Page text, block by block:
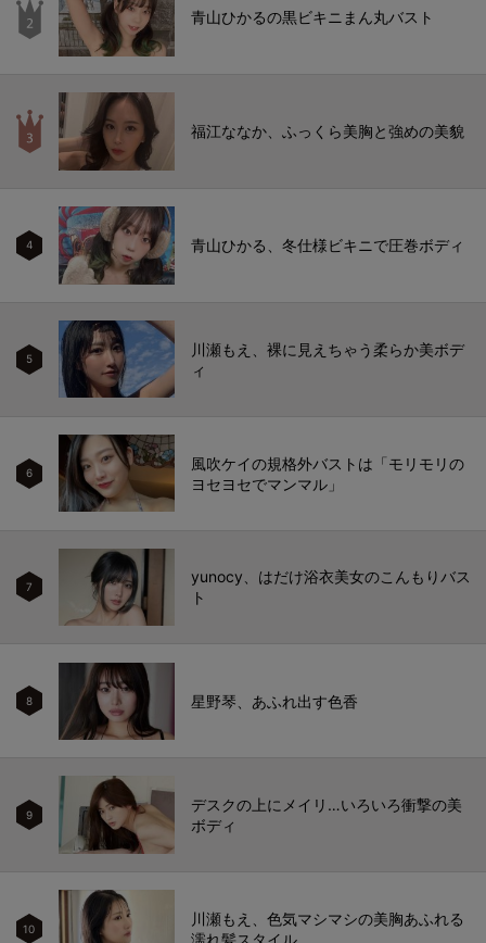
青山ひかるの黒ビキニまん丸バスト
福江ななか、ふっくら美胸と強めの美貌
4 青山ひかる、冬仕様ビキニで圧巻ボディ
5
川瀬もえ、裸に見えちゃう柔らか美ボデ
ィ
6
風吹ケイの規格外バストは「モリモリの
ヨセヨセでマンマル」
7
yunocy、はだけ浴衣美女のこんもりバス
ト
8 星野琴、あふれ出す色香
9
デスクの上にメイリ…いろいろ衝撃の美
ボディ
10
川瀬もえ、色気マシマシの美胸あふれる